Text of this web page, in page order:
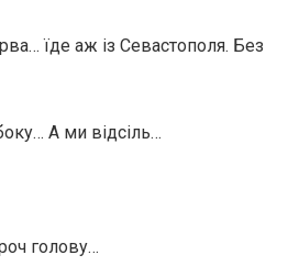
їде аж із Севастополя. Без
А ми відсіль…
голову…